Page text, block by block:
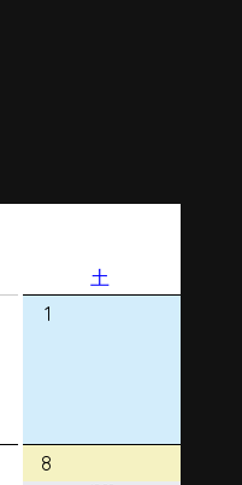
土
1
8